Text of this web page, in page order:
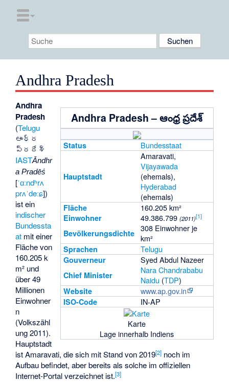
Andhra Pradesh
Andhra Pradesh – ఆంధ్ర ప్రదేశ్
Status Bundesstaat
Hauptstadt
Amaravati,
Vijayawada
(ehemals),
Hyderabad
(ehemals)
Fläche 160.205 km²
Einwohner 49.386.799(2011)[1]
Bevölkerungsdichte
308 Einwohner je
km²
Sprachen Telugu
Gouverneur Syed Abdul Nazeer
Chief Minister
Nara Chandrababu
Naidu (TDP)
Website www.ap.gov.in
ISO-Code IN-AP
Karte
Lage innerhalb Indiens
Andhra
Pradesh
(Telugu
ఆంధ్ర
ప్రదేశ్
IASTĀndhr
a Pradēś
[ˈɑːndʰrʌ
prʌˈdeːɕ])
ist ein
indischer
Bundessta
at mit einer
Fläche von
160.205 k
m² und
über 49
Millionen
Einwohner
n
(Volkszähl
ung 2011).
Hauptstadt
istAmaravati, die sich mit Stand von 2019[2] noch im
Aufbau befindet, aber bereits als solche im offiziellen
Internet-Portal verzeichnet ist.[3]